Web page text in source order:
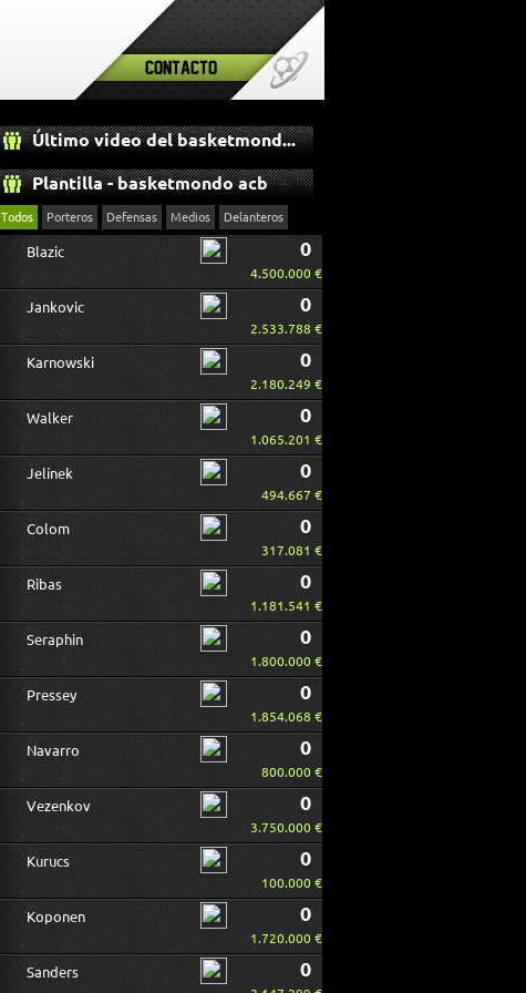
Contacto
Último video del basketmondo acb
Plantilla - basketmondo acb
Todos Porteros Defensas Medios Delanteros
Blazic 0
4.500.000 €
Jankovic 0
2.533.788 €
Karnowski 0
2.180.249 €
Walker 0
1.065.201 €
Jelínek 0
494.667 €
Colom 0
317.081 €
Ribas 0
1.181.541 €
Seraphin 0
1.800.000 €
Pressey 0
1.854.068 €
Navarro 0
800.000 €
Vezenkov 0
3.750.000 €
Kurucs 0
100.000 €
Koponen 0
1.720.000 €
Sanders 0